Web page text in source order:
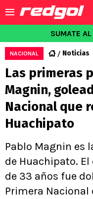
SUMATE
NACIONAL Noticias
Las primeras
Magnin,
Nacional que
Huachipato
Pablo Magnin es
de Huachipato.
de 33 años fue
Primera Nacional